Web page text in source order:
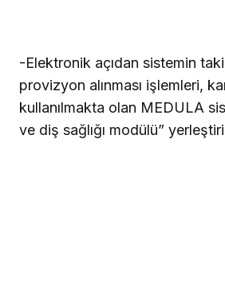
-Elektronik açıdan sistemin
provizyon alınması işlemleri,
kullanılmakta olan MEDULA
ve diş sağlığı modülü”